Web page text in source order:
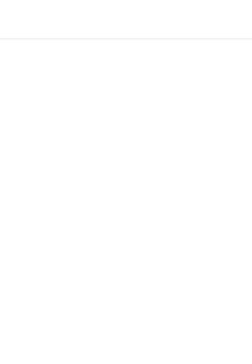
مقعد شاغر على الإفطار
رمضان.. د. عبدالخالق
اقتصادي في انتظار حلم
يحيى
العام